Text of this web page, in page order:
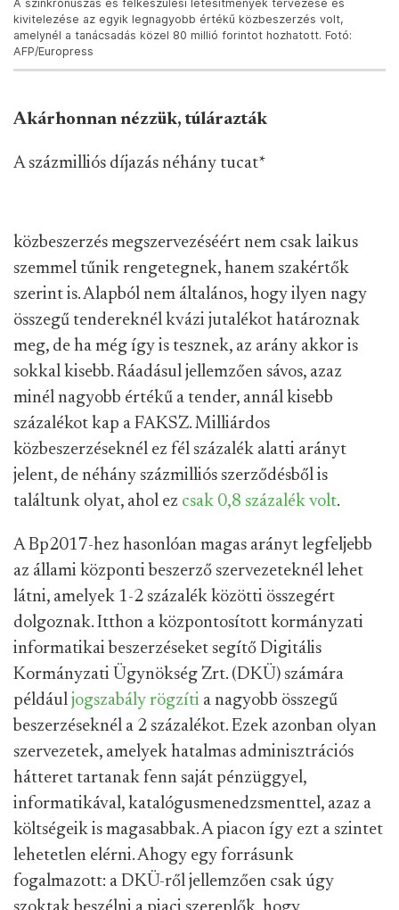
A szinkronúszás és felkészülési létesítmények tervezése és
kivitelezése az egyik legnagyobb értékű közbeszerzés volt,
amelynél a tanácsadás közel 80 millió forintot hozhatott. Fotó:
AFP/Europress
Akárhonnan nézzük, túlárazták
A százmilliós díjazás néhány tucat*
közbeszerzés megszervezéséért nem csak laikus
szemmel tűnik rengetegnek, hanem szakértők
szerint is. Alapból nem általános, hogy ilyen nagy
összegű tendereknél kvázi jutalékot határoznak
meg, de ha még így is tesznek, az arány akkor is
sokkal kisebb. Ráadásul jellemzően sávos, azaz
minél nagyobb értékű a tender, annál kisebb
százalékot kap a FAKSZ. Milliárdos
közbeszerzéseknél ez fél százalék alatti arányt
jelent, de néhány százmilliós szerződésből is
találtunk olyat, ahol ez csak 0,8 százalék volt.
A Bp2017-hez hasonlóan magas arányt legfeljebb
az állami központi beszerző szervezeteknél lehet
látni, amelyek 1-2 százalék közötti összegért
dolgoznak. Itthon a központosított kormányzati
informatikai beszerzéseket segítő Digitális
Kormányzati Ügynökség Zrt. (DKÜ) számára
például jogszabály rögzíti a nagyobb összegű
beszerzéseknél a 2 százalékot. Ezek azonban olyan
szervezetek, amelyek hatalmas adminisztrációs
hátteret tartanak fenn saját pénzüggyel,
informatikával, katalógusmenedzsmenttel, azaz a
költségeik is magasabbak. A piacon így ezt a szintet
lehetetlen elérni. Ahogy egy forrásunk
fogalmazott: a DKÜ-ről jellemzően csak úgy